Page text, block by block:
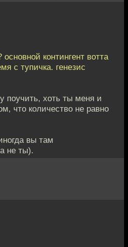
контингент вотта
с тупичка. генезис
поучить, хоть ты меня и
что количество не равно
вы там
не ты).